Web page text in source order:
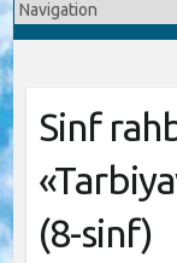
Sinf
(8-sinf)